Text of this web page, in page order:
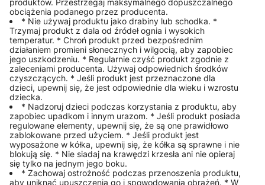
obciążenia podanego przez producenta.
* Nie używaj produktu jako drabiny lub schodka. *
Trzymaj produkt z dala od źródeł ognia i wysokich
temperatur. * Chroń produkt przed bezpośrednim
działaniem promieni słonecznych i wilgocią, aby zapobiec
jego uszkodzeniu. * Regularnie czyść produkt zgodnie z
zaleceniami producenta. Używaj odpowiednich środków
czyszczących. * Jeśli produkt jest przeznaczone dla
dzieci, upewnij się, że jest odpowiednie dla wieku i wzrostu
dziecka.
* Nadzoruj dzieci podczas korzystania z produktu, aby
zapobiec upadkom i innym urazom. * Jeśli produkt posiada
regulowane elementy, upewnij się, że są one prawidłowo
zablokowane przed użyciem. * Jeśli produkt jest
wyposażone w kółka, upewnij się, że kółka są sprawne i nie
blokują się. * Nie siadaj na krawędzi krzesła ani nie opieraj
się tylko na jednym jego boku.
* Zachowaj ostrożność podczas przenoszenia produktu,
aby uniknąć upuszczenia go i spowodowania obrażeń. * W